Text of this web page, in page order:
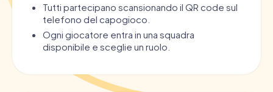
Tutti partecipano scansionando il QR code sul
telefono del capogioco.
Ogni giocatore entra in una squadra
disponibile e sceglie un ruolo.